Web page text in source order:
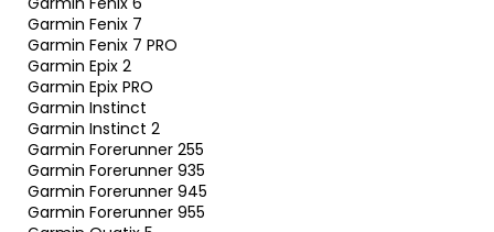
Garmin Fenix 7
Garmin Fenix 7 PRO
Garmin Epix 2
Garmin Epix PRO
Garmin Instinct
Garmin Instinct 2
Garmin Forerunner 255
Garmin Forerunner 935
Garmin Forerunner 945
Garmin Forerunner 955